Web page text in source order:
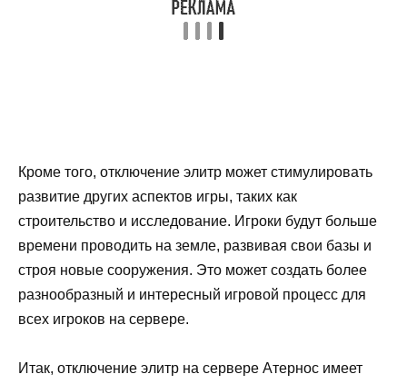
Кроме того, отключение элитр может стимулировать
развитие других аспектов игры, таких как
строительство и исследование. Игроки будут больше
времени проводить на земле, развивая свои базы и
строя новые сооружения. Это может создать более
разнообразный и интересный игровой процесс для
всех игроков на сервере.
Итак, отключение элитр на сервере Атернос имеет